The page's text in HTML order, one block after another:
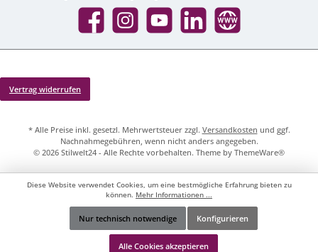
Facebook InstagramYouTube LinkedIn Website
Vertrag widerrufen
* Alle Preise inkl. gesetzl. Mehrwertsteuer zzgl. Versandkosten und ggf.
Nachnahmegebühren, wenn nicht anders angegeben.
© 2026 Stilwelt24 - Alle Rechte vorbehalten. Theme by ThemeWare®
Werkzeugleiste anzeigen
Diese Website verwendet Cookies, um eine bestmögliche Erfahrung bieten zu
können. Mehr Informationen ...
Nur technisch notwendige Konfigurieren
Alle Cookies akzeptieren